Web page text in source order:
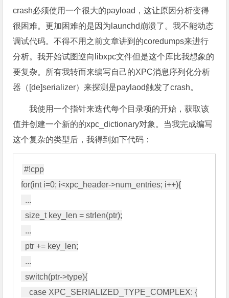
crash必须使用一个很大的payload，这让原因分析变得
很困难。更加困难的是因为launchd崩溃了。我不能动态
调试代码。不得不用之前文章讲到的coredumps来进行
分析。我开始试图逆向libxpc文件但是这个库比我想象的
要复杂。所有我转而来编写自己的XPC消息序列化分析
器（[de]serializer）来探测是paylaod触发了crash。
我使用一个指针来迭代每个目录项的开始，获取该
值并创建一个新的的xpc_dictionary对象。当我完成编写
这个复杂的类型后，我得到如下代码：
#!cpp
for(int i=0; i<xpc_header->num_entries; i++){
  size_t key_len = strlen(ptr);
  switch(ptr->type){
    case XPC_SERIALIZED_TYPE_COMPLEX: {